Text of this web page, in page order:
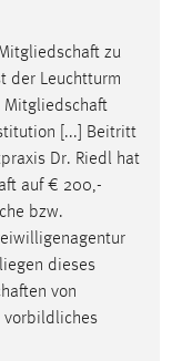
zu
der Leuchtturm
Mitgliedschaft
[...] Beitritt
Dr. Riedl hat
auf € 200,-
bzw.
dieses
von
vorbildliches